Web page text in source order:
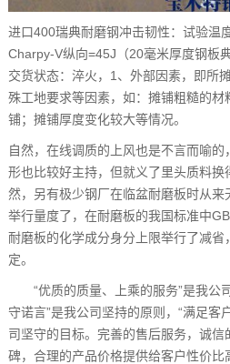
进口400瑞典耐磨钢冲击韧性：试验
Charpy-V纵向=45J（20毫米厚度钢板
交货状态：淬火，1、外部因素，即所
殊工地要求等因素，如：摊铺粗糙的
铺；摊铺厚度变化较大等情况。
自然，在线调质的上风也是不言而喻
形也比较好主持，但就义了里头质料换
然，另有极少钢厂在临盆耐磨板时从
举行量度了，在耐磨板的我国标准中
耐磨板的化学成分身分上限举行了减省
定。
“优质的质量、上乘的服务”是我公
守诺言”是我公司坚持的原则，“满足客
司坚守的目标。完善的售后服务，诚
碑，合理的产品价格提供给客户性价比